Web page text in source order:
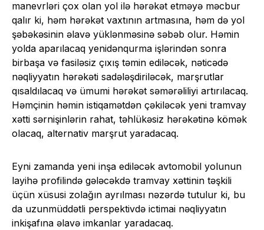
manevrləri çox olan yol ilə hərəkət etməyə məcbur
qalır ki, həm hərəkət vaxtının artmasına, həm də yol
şəbəkəsinin əlavə yüklənməsinə səbəb olur. Həmin
yolda aparılacaq yenidənqurma işlərindən sonra
birbaşa və fasiləsiz çıxış təmin ediləcək, nəticədə
nəqliyyatın hərəkəti sadələşdiriləcək, marşrutlar
qısaldılacaq və ümumi hərəkət səmərəliliyi artırılacaq.
Həmçinin həmin istiqamətdən çəkiləcək yeni tramvay
xətti sərnişinlərin rahat, təhlükəsiz hərəkətinə kömək
olacaq, alternativ marşrut yaradacaq.
Eyni zamanda yeni inşa ediləcək avtomobil yolunun
layihə profilində gələcəkdə tramvay xəttinin təşkili
üçün xüsusi zolağın ayrılması nəzərdə tutulur ki, bu
da uzunmüddətli perspektivdə ictimai nəqliyyatın
inkişafına əlavə imkanlar yaradacaq.